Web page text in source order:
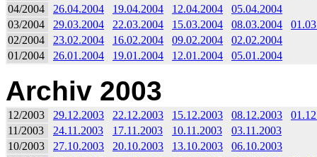
04/2004
26.04.2004 19.04.2004 12.04.2004
05.04.2004
03/2004
29.03.2004 22.03.2004 15.03.2004 08.03.2004
02/2004
23.02.2004 16.02.2004 09.02.2004
02.02.2004
01/2004
26.01.2004 19.01.2004 12.01.2004 05.01.2004
Archiv 2003
12/2003 29.12.2003 22.12.2003 15.12.2003 08.12.2003
11/2003
24.11.2003 17.11.2003 10.11.2003
03.11.2003
10/2003
27.10.2003 20.10.2003 13.10.2003
06.10.2003